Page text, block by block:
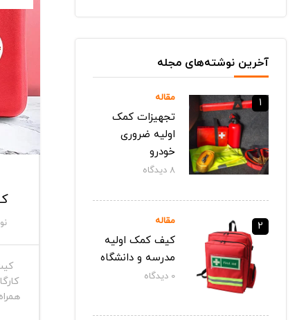
آخرین نوشته‌های مجله
1 مقاله
تجهیزات کمک
اولیه ضروری
خودرو
8 دیدگاه‌
2 مقاله
کیف کمک اولیه
مدرسه و دانشگاه
0 دیدگاه‌